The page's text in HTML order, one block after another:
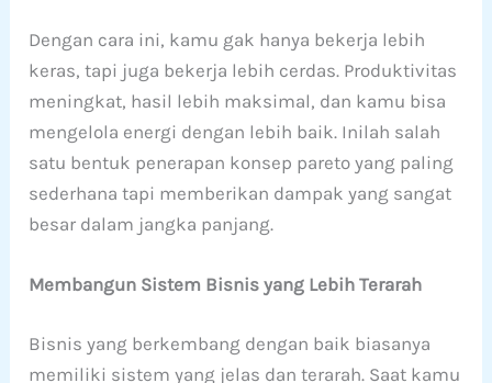
Dengan cara ini, kamu gak hanya bekerja lebih
keras, tapi juga bekerja lebih cerdas. Produktivitas
meningkat, hasil lebih maksimal, dan kamu bisa
mengelola energi dengan lebih baik. Inilah salah
satu bentuk penerapan konsep pareto yang paling
sederhana tapi memberikan dampak yang sangat
besar dalam jangka panjang.
Membangun Sistem Bisnis yang Lebih Terarah
Bisnis yang berkembang dengan baik biasanya
memiliki sistem yang jelas dan terarah. Saat kamu